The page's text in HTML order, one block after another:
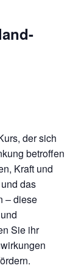
der sich
betroffen
Kraft und
das
– diese
Sie ihr